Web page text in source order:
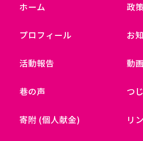
ホーム 政
プロフィール お
活動報告 動画
巷の声 つ
寄附 (個人献金) リ